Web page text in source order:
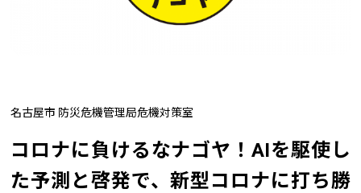
名古屋市 防災危機管理局危機対策室
コロナに負けるなナゴヤ！AIを駆使し
た予測と啓発で、新型コロナに打ち勝